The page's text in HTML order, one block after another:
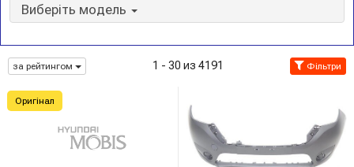
Виберіть модель
за рейтингом 1 - 30 из 4191 Фільтри
Оригінал